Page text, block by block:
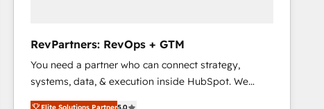
RevPartners: RevOps + GTM
You need a partner who can connect strategy,
systems, data, & execution inside HubSpot. We
bridge the gap where most agencies fall short by